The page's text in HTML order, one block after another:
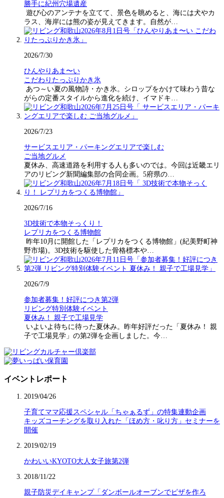
勝手に紀州穴場遺産
遊び心のアンテナを立てて、景色を眺めると、海には犬やカ
ラス、海岸には熊の姿が見えてきます。自然が…
2026/7/30
ひんやりあま〜い
こだわりたっぷりかき氷
あつ～い夏の風物詩・かき氷。シロップをかけて味わう昔な
がらの定番スタイルから進化を続け、イマドキ…
2026/7/23
サービスエリア・パーキングエリアで楽しむ
ご当地グルメ
夏休み、高速道路を利用する人も多いのでは。今回は近畿エリ
アのリビング新聞編集部の合同企画。5府県の…
2026/7/16
3D技術で本物そっくり！
レプリカをつくる博物館
昨年10月に開館した「レプリカをつくる博物館」(紀美野町神
野市場)。3D技術を駆使した骨格標本や…
2026/7/9
参加者募集！好評につき第2弾
リビング特別体験イベント
夏休み！ 親子で工場見学
いよいよ待ちに待った夏休み。昨年好評だった「夏休み！ 親
子で工場見学」の第2弾を企画しました。今…
イベントレポート
2019/04/26
子育てママ応援スペシャル「ちゃぁるず」の特集連動企画
キッズコーチングを取り入れた「ほめ方・叱り方」セミナーを
開催
2019/02/19
かわいいKYOTO大人女子旅第2弾
2018/11/22
親子防災デイキャンプ「ダンボールオーブンでピザを作ろ